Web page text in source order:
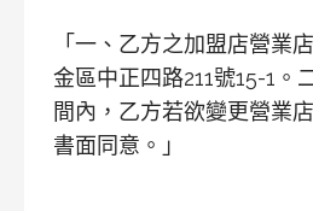
「一、乙方之加盟店營業
金區中正四路211號15-1。
間內，乙方若欲變更營業
書面同意。」